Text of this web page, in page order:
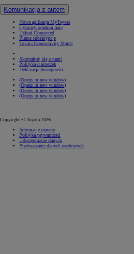
Komunikacja z autem
Nowa aplikacja MyToyota
Cyfrowy opiekun auta
Usługi Connected
Płatne subskrypcje
Toyota Connectivity Match
Skontaktuj się z nami
Polityka ciasteczek
Deklaracja dostępności
(Opens in new window)
(Opens in new window)
(Opens in new window)
(Opens in new window)
Copyright © Toyota 2026
Informacje prawne
Polityka prywatności
Udostępnianie danych
Przetwarzanie danych osobowych